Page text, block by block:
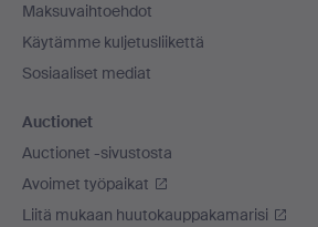
Maksuvaihtoehdot
Käytämme kuljetusliikettä
Sosiaaliset mediat
Auctionet
Auctionet -sivustosta
Avoimet työpaikat
Liitä mukaan huutokauppakamarisi